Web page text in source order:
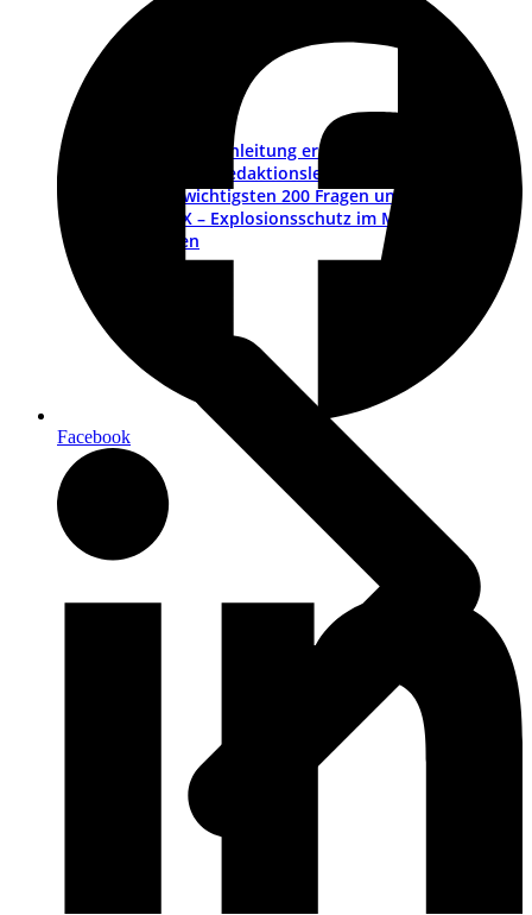
Betriebsanleitung erstellen – ein Leitfaden
Muster-Redaktionsleitfaden
Die wichtigsten 200 Fragen und Antworten
ATEX – Explosionsschutz im Maschinenbau
Schulungen
Facebook